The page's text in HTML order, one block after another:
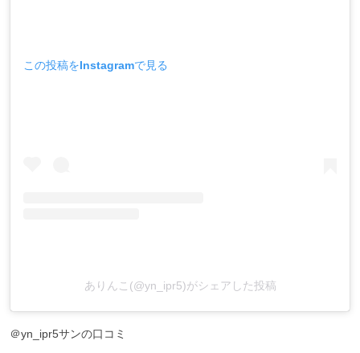
この投稿をInstagramで見る
ありんこ(@yn_ipr5)がシェアした投稿
＠yn_ipr5サンの口コミ